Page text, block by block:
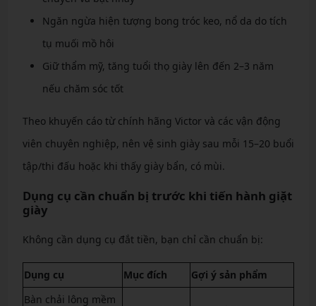
Ngăn ngừa hiện tượng bong tróc keo, nổ da do tích
tụ muối mồ hôi
Giữ thẩm mỹ, tăng tuổi thọ giày lên đến 2–3 năm
nếu chăm sóc tốt
Theo khuyến cáo từ chính hãng Victor và các vận động
viên chuyên nghiệp, nên vệ sinh giày sau mỗi 15–20 buổi
tập/thi đấu hoặc khi thấy giày bẩn, có mùi.
Dụng cụ cần chuẩn bị trước khi tiến hành giặt
giày
Không cần dụng cụ đắt tiền, bạn chỉ cần chuẩn bị:
Dụng cụ Mục đích
Gợi ý sản phẩm
Bàn chải lông mềm